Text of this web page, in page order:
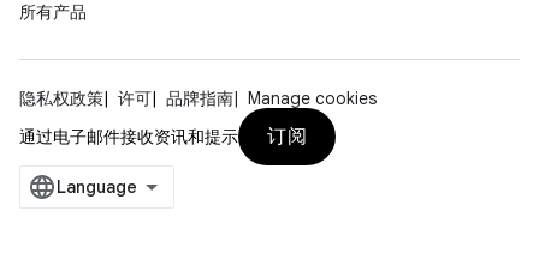
所有产品
隐私权政策 许可 品牌指南
Manage cookies
通过电子邮件接收资讯和提示
订阅